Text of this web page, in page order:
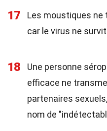
17
Les moustiques ne
car le virus ne
18
Une personne
efficace ne
partenaires
nom de